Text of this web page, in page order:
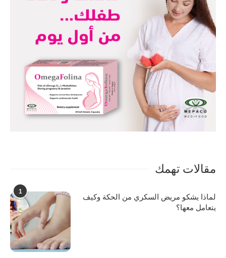
مقالات تهمك
1
لماذا يشكو مريض السكري من الحكة وكيف
يتعامل معها؟